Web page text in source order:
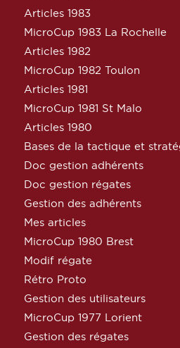
Articles 1983
MicroCup 1983 La Rochelle
Articles 1982
MicroCup 1982 Toulon
Articles 1981
MicroCup 1981 St Malo
Articles 1980
Bases de la tactique et
Doc gestion adhérents
Doc gestion régates
Gestion des adhérents
Mes articles
MicroCup 1980 Brest
Modif régate
Rétro Proto
Gestion des utilisateurs
MicroCup 1977 Lorient
Gestion des régates